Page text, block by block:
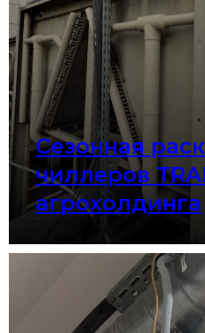
Сезонная
чиллеров
агрохолдинга